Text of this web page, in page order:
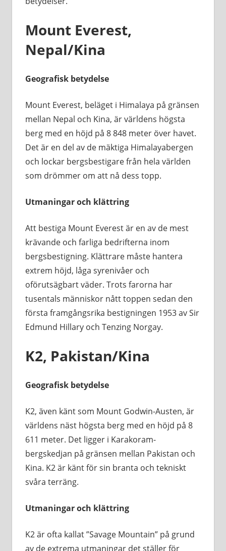
Mount Everest,
Nepal/Kina
Geografisk betydelse
Mount Everest, beläget i Himalaya på gränsen
mellan Nepal och Kina, är världens högsta
berg med en höjd på 8 848 meter över havet.
Det är en del av de mäktiga Himalayabergen
och lockar bergsbestigare från hela världen
som drömmer om att nå dess topp.
Utmaningar och klättring
Att bestiga Mount Everest är en av de mest
krävande och farliga bedrifterna inom
bergsbestigning. Klättrare måste hantera
extrem höjd, låga syrenivåer och
oförutsägbart väder. Trots farorna har
tusentals människor nått toppen sedan den
första framgångsrika bestigningen 1953 av Sir
Edmund Hillary och Tenzing Norgay.
K2, Pakistan/Kina
Geografisk betydelse
K2, även känt som Mount Godwin-Austen, är
världens näst högsta berg med en höjd på 8
611 meter. Det ligger i Karakoram-
bergskedjan på gränsen mellan Pakistan och
Kina. K2 är känt för sin branta och tekniskt
svåra terräng.
Utmaningar och klättring
K2 är ofta kallat ”Savage Mountain” på grund
av de extrema utmaningar det ställer för